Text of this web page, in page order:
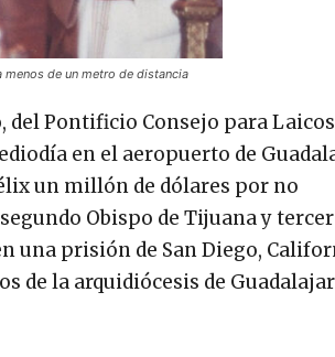
de un metro de distancia
, del Pontificio Consejo para
en el aeropuerto de
un millón de dólares por no
Obispo de Tijuana y tercer
una prisión de San Diego,
de la arquidiócesis de